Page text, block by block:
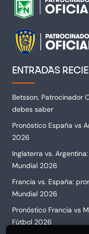
ENTRADAS
Betsson, Patrocinador
debes saber
Pronóstico España vs
2026
Inglaterra vs.
Mundial 2026
Francia vs. España:
Mundial 2026
Pronóstico Francia vs
Fútbol 2026